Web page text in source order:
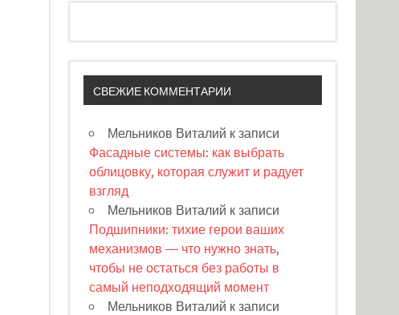
СВЕЖИЕ КОММЕНТАРИИ
Мельников Виталий к записи
Фасадные системы: как выбрать
облицовку, которая служит и радует
взгляд
Мельников Виталий к записи
Подшипники: тихие герои ваших
механизмов — что нужно знать,
чтобы не остаться без работы в
самый неподходящий момент
Мельников Виталий к записи